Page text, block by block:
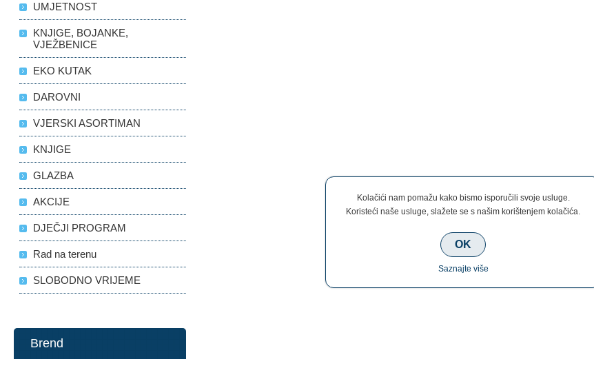
UMJETNOST
KNJIGE, BOJANKE,
VJEŽBENICE
EKO KUTAK
DAROVNI
VJERSKI ASORTIMAN
KNJIGE
GLAZBA
AKCIJE
DJEČJI PROGRAM
Rad na terenu
SLOBODNO VRIJEME
Brend
Kolačići nam pomažu kako bismo isporučili svoje usluge.
Koristeći naše usluge, slažete se s našim korištenjem kolačića.
OK
Saznajte više